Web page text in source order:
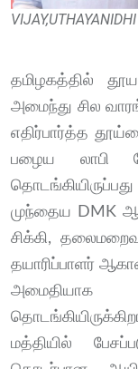
VIJAY,UTHAYANIDHI
தமிழகத்தில்
அமைந்து சில
எதிர்பார்த்த
பழைய லாபி
முந்தைய DMK
சிக்கி,
தயாரிப்பாளர்
அமைதியாக
மத்தியில்